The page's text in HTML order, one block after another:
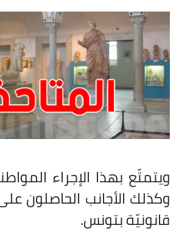
ويتمتّع بهذا الإجراء
وكذلك الأجانب الحاصلون
قانونيّة بتونس.